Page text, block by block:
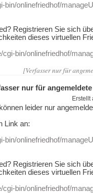
bin/onlinefriedhof/
Registrieren Sie sich
dieses virtuellen
bin/onlinefriedhof/
[Verfasser nur für
nur für
Erstellt
leider nur
Link an:
bin/onlinefriedhof/
Registrieren Sie sich
dieses virtuellen
bin/onlinefriedhof/